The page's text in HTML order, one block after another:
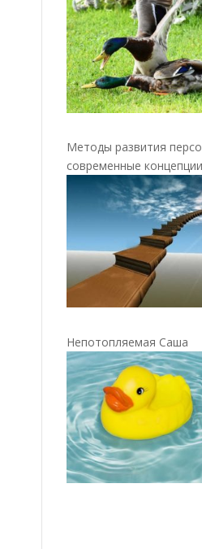
Методы развития
современные концепции
Непотопляемая Саша